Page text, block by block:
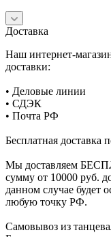
Доставка
Наш интернет-
доставки:
• Деловые линии
• СДЭК
• Почта РФ
Бесплатная доставка
Мы доставляем
сумму от 10000 руб.
данном случае будет
любую точку РФ.
Самовывоз из